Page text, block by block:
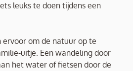
leuks te doen tijdens een
ervoor om de natuur op te
uitje. Een wandeling door
het water of fietsen door de